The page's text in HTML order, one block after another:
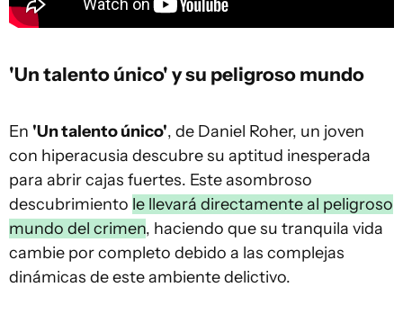
'Un talento único' y su peligroso mundo
En 'Un talento único', de Daniel Roher, un joven
con hiperacusia descubre su aptitud inesperada
para abrir cajas fuertes. Este asombroso
descubrimiento le llevará directamente al peligroso
mundo del crimen, haciendo que su tranquila vida
cambie por completo debido a las complejas
dinámicas de este ambiente delictivo.